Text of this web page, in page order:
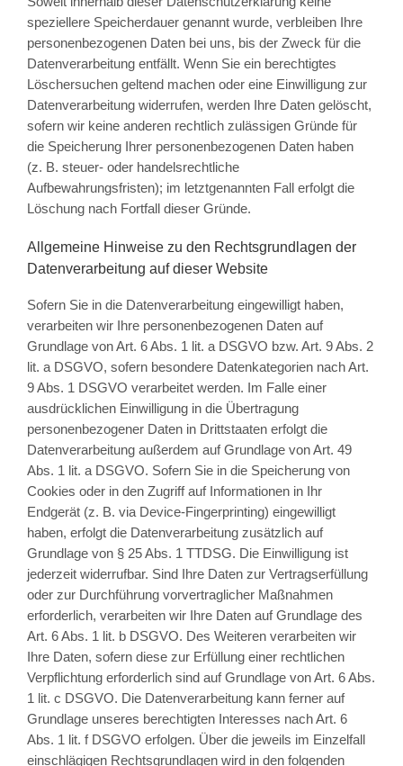
speziellere Speicherdauer genannt wurde, verbleiben Ihre
personenbezogenen Daten bei uns, bis der Zweck für die
Datenverarbeitung entfällt. Wenn Sie ein berechtigtes
Löschersuchen geltend machen oder eine Einwilligung zur
Datenverarbeitung widerrufen, werden Ihre Daten gelöscht,
sofern wir keine anderen rechtlich zulässigen Gründe für
die Speicherung Ihrer personenbezogenen Daten haben
(z. B. steuer- oder handelsrechtliche
Aufbewahrungsfristen); im letztgenannten Fall erfolgt die
Löschung nach Fortfall dieser Gründe.
Allgemeine Hinweise zu den Rechtsgrundlagen der
Datenverarbeitung auf dieser Website
Sofern Sie in die Datenverarbeitung eingewilligt haben,
verarbeiten wir Ihre personenbezogenen Daten auf
Grundlage von Art. 6 Abs. 1 lit. a DSGVO bzw. Art. 9 Abs. 2
lit. a DSGVO, sofern besondere Datenkategorien nach Art.
9 Abs. 1 DSGVO verarbeitet werden. Im Falle einer
ausdrücklichen Einwilligung in die Übertragung
personenbezogener Daten in Drittstaaten erfolgt die
Datenverarbeitung außerdem auf Grundlage von Art. 49
Abs. 1 lit. a DSGVO. Sofern Sie in die Speicherung von
Cookies oder in den Zugriff auf Informationen in Ihr
Endgerät (z. B. via Device-Fingerprinting) eingewilligt
haben, erfolgt die Datenverarbeitung zusätzlich auf
Grundlage von § 25 Abs. 1 TTDSG. Die Einwilligung ist
jederzeit widerrufbar. Sind Ihre Daten zur Vertragserfüllung
oder zur Durchführung vorvertraglicher Maßnahmen
erforderlich, verarbeiten wir Ihre Daten auf Grundlage des
Art. 6 Abs. 1 lit. b DSGVO. Des Weiteren verarbeiten wir
Ihre Daten, sofern diese zur Erfüllung einer rechtlichen
Verpflichtung erforderlich sind auf Grundlage von Art. 6 Abs.
1 lit. c DSGVO. Die Datenverarbeitung kann ferner auf
Grundlage unseres berechtigten Interesses nach Art. 6
Abs. 1 lit. f DSGVO erfolgen. Über die jeweils im Einzelfall
einschlägigen Rechtsgrundlagen wird in den folgenden